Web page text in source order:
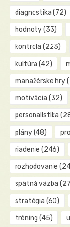
diagnostika (72)
hodnoty(33)
kontrola (223)
kultúra (42)
manažérske hry
motivácia (32)
personalistika
plány(48)
riadenie (246)
rozhodovanie
spätná väzba
stratégia (60)
tréning (45)